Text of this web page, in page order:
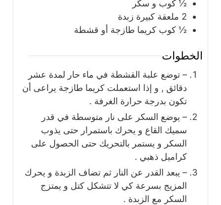
½ كوب و سكر
2 ملعقة كبيرة زبدة
½ كوب كريما طازجة أو قشطة
الخطوات
– توضع علبة القشطة في ماء حار لمدة عشر
دقائق , و إذا استعملت كريما طازجة يراعى أن
تكون بدرجة حرارة الغرفة .
– يوضع السكر على نار متوسطة في قدر
سميك القاع و يحرك باستمرار حتى يذوب
السكر و يستمر بالتحريك حتى الحصول على
كراميل ذهبي .
– يبعد القدر عن النار ثم تضاف الزبدة و يحرك
المزيج بسرعة كي لا تتشكل كتل و يمتزج
السكر مع الزبدة .